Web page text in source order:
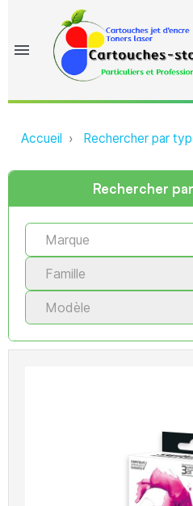
menu
Accueil Rechercher par
Rechercher
Marque
Famille
Modèle